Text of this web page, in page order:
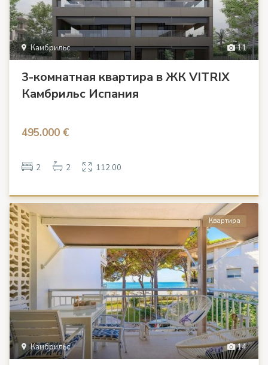
11
Камбрильс
3-комнатная квартира в ЖК VITRIX
Камбрильс Испания
495.000 €
2 2 112.00
14
Камбрильс
Квартира